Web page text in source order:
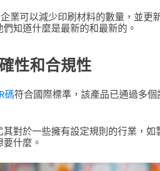
業可以減少印刷材料的數量，並
知道什麼是最新的和最新的。
性和合規性
碼符合國際標準，該產品已通過多個
對於一些擁有設定規則的行業，
什麼。